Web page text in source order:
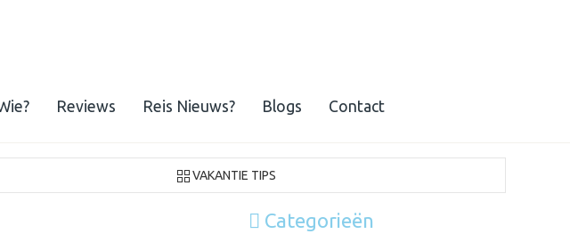
Reviews Reis Nieuws? Blogs Contact
VAKANTIE TIPS
Categorieën